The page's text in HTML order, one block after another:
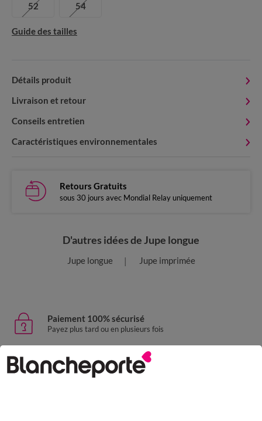
52 54
Guide des tailles
Détails produit
Livraison et retour
Conseils entretien
Caractéristiques environnementales
Retours Gratuits
sous 30 jours avec Mondial Relay uniquement
D'autres idées de Jupe longue
Jupe longue Jupe imprimée
Paiement 100% sécurisé
Payez plus tard ou en plusieurs fois
Livraison express
domicile, relais, consignes automatiques